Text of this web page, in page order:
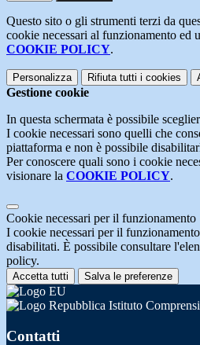
Questo sito o gli strumenti terzi da
cookie necessari al funzionamento ed
COOKIE POLICY.
Personalizza Rifiuta tutti i cookies
Gestione cookie
In questa schermata è possibile
I cookie necessari sono quelli che
piattaforma e non è possibile
Per conoscere quali sono i cookie
visionare la COOKIE POLICY.
Cookie necessari per il funzionamento
I cookie necessari per il
disabilitati. È possibile consultare
policy.
Accetta tutti Salva le preferenze
Istituto
Contatti